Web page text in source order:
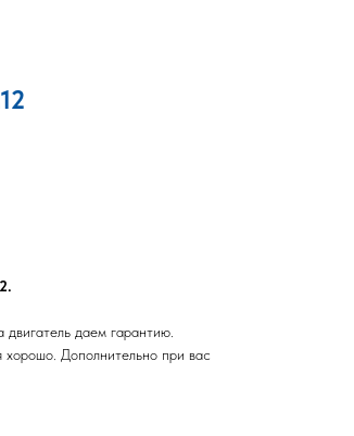
даем гарантию.
хорошо. Дополнительно при вас